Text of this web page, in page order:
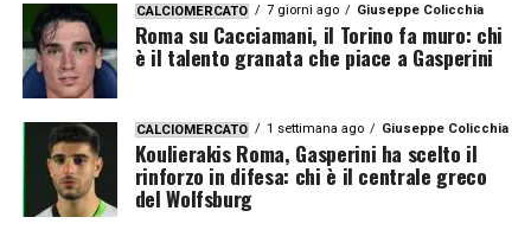
CALCIOMERCATO 7 giorni ago Giuseppe Colicchia
Roma su Cacciamani, il Torino fa muro: chi
è il talento granata che piace a Gasperini
CALCIOMERCATO 1 settimana ago Giuseppe Colicchia
Koulierakis Roma, Gasperini ha scelto il
rinforzo in difesa: chi è il centrale greco
del Wolfsburg